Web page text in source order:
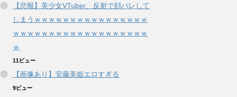
【悲報】美少女VTuber、反射で顔バレして
しまうｗｗｗｗｗｗｗｗｗｗｗｗｗｗｗｗ
ｗｗｗｗｗｗｗｗｗｗｗｗｗｗｗｗｗｗｗ
ｗ
11ビュー
【画像あり】安藤美姫エロすぎる
9ビュー